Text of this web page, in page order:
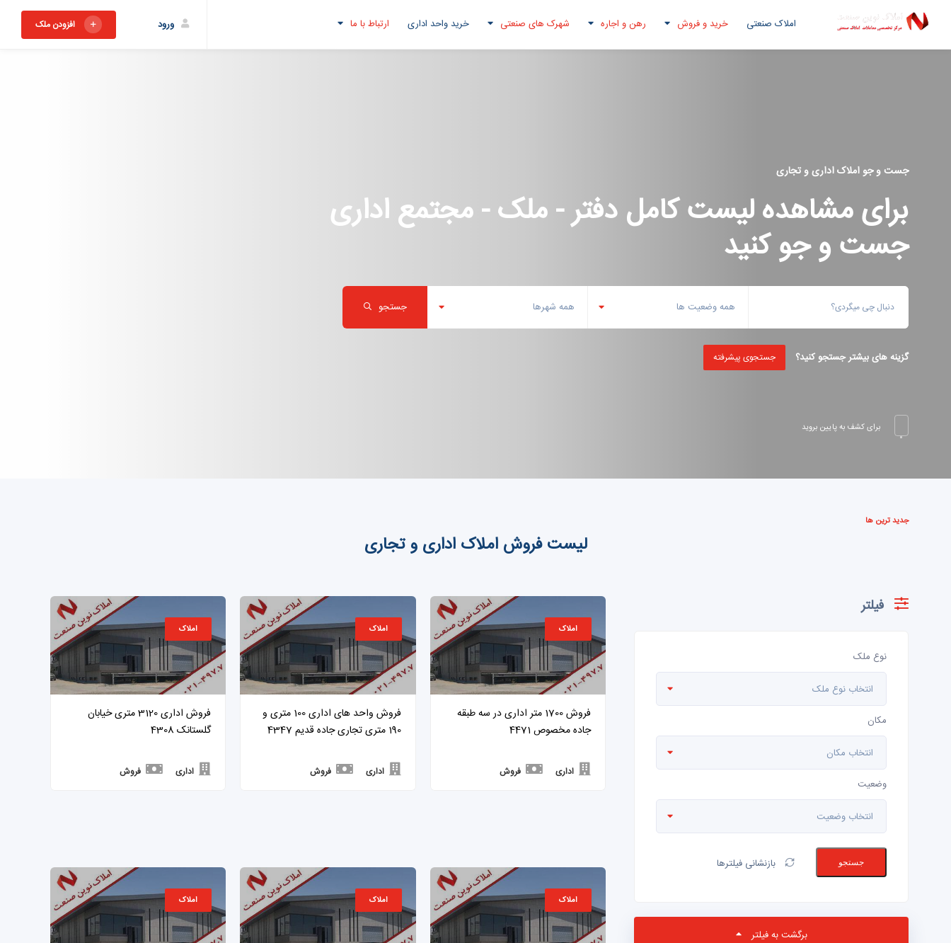
افزودن ملک ورود املاک صنعتی خرید و فروش رهن و اجاره شهرک های صنعتی خرید واحد اداری ارتباط با ما
جست و جو املاک اداری و تجاری
برای مشاهده لیست کامل دفتر - ملک - مجتمع اداری
جست و جو کنید
همه وضعیت ها همه شهرها جستجو
گزینه های بیشتر جستجو کنید؟ جستجوی پیشرفته
برای کشف به پایین بروید
جدید ترین ها
لیست فروش املاک اداری و تجاری
فیلتر
نوع ملک
انتخاب نوع ملک
مکان
انتخاب مکان
وضعیت
انتخاب وضعیت
جستجو بازنشانی فیلترها
برگشت به فیلتر
املاک
فروش 1700 متر اداری در سه طبقه
جاده مخصوص 4471
اداری فروش
املاک
فروش واحد های اداری 100 متری و
190 متری تجاری جاده قدیم 4347
اداری فروش
املاک
فروش اداری 3120 متری خیابان
گلستانک 4308
اداری فروش
املاک املاک املاک